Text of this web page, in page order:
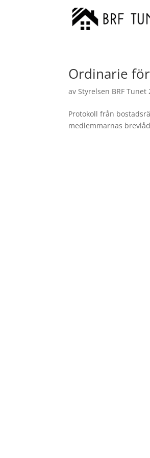
Ordinarie
avStyrelsen BRF Tunet
Protokoll från
medlemmarnas